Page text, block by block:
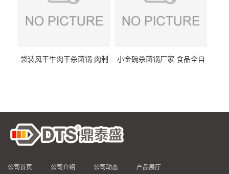
袋装风干牛肉干杀菌锅 肉制
小金碗杀菌锅厂家 食品全自
公司首页 公司介绍 公司动态 产品展厅